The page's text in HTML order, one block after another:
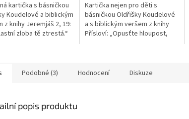
kartička s básničkou
Koudelové a biblickým
z knihy Jeremjáš 2, 19:
zloba tě ztrestá.“
Kartička nejen pro děti s
básničkou Oldřišky Koudelové
a s biblickým veršem z knihy
Přísloví: „Opusťte hloupost,
Podobné (3) Hodnocení Diskuze
popis produktu